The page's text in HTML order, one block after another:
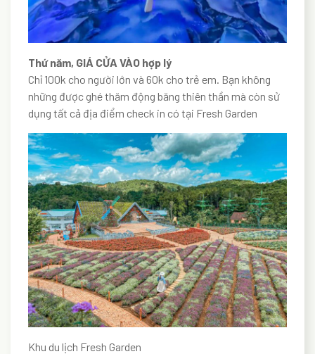
Thứ năm, GIÁ CỬA VÀO hợp lý
Chỉ 100k cho người lớn và 60k cho trẻ em. Bạn không
những được ghé thăm động băng thiên thần mà còn sử
dụng tất cả địa điểm check in có tại Fresh Garden
Khu du lịch Fresh Garden